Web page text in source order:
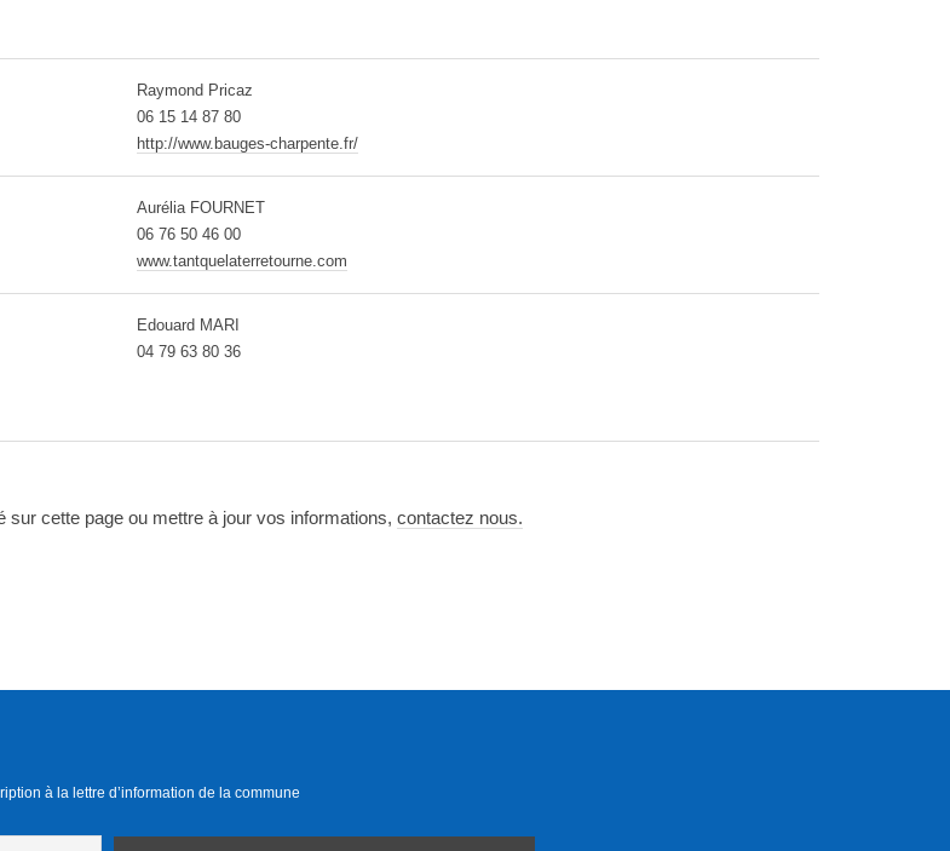
Raymond Pricaz
06 15 14 87 80
http://www.bauges-charpente.fr/
Aurélia FOURNET
06 76 50 46 00
www.tantquelaterretourne.com
Edouard MARI
04 79 63 80 36
sur cette page ou mettre à jour vos informations, contactez nous.
à la lettre d’information de la commune